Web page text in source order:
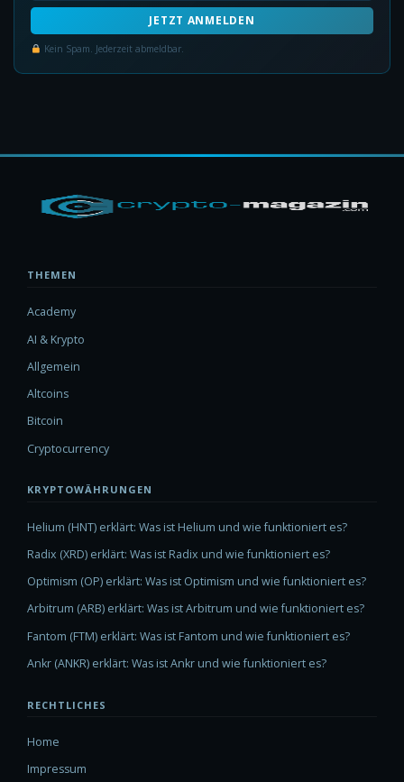
JETZT ANMELDEN
Kein Spam. Jederzeit abmeldbar.
THEMEN
Academy
AI & Krypto
Allgemein
Altcoins
Bitcoin
Cryptocurrency
KRYPTOWÄHRUNGEN
Helium (HNT) erklärt: Was ist Helium und wie funktioniert es?
Radix (XRD) erklärt: Was ist Radix und wie funktioniert es?
Optimism (OP) erklärt: Was ist Optimism und wie funktioniert es?
Arbitrum (ARB) erklärt: Was ist Arbitrum und wie funktioniert es?
Fantom (FTM) erklärt: Was ist Fantom und wie funktioniert es?
Ankr (ANKR) erklärt: Was ist Ankr und wie funktioniert es?
RECHTLICHES
Home
Impressum